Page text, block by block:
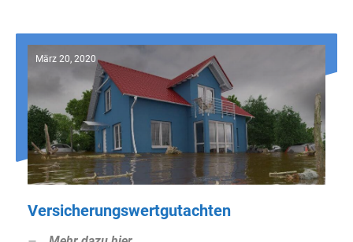
März 20, 2020
Versicherungswertgutachten